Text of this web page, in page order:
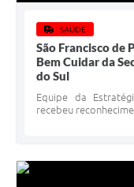
SAÚDE
São Francisco de
Bem Cuidar da
do Sul
Equipe da
recebeu